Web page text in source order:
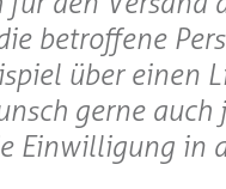
betroffene
über einen
gerne
Einwilligung in